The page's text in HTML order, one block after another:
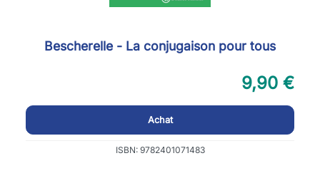
Bescherelle - La conjugaison pour tous
9,90 €
Achat
ISBN: 9782401071483